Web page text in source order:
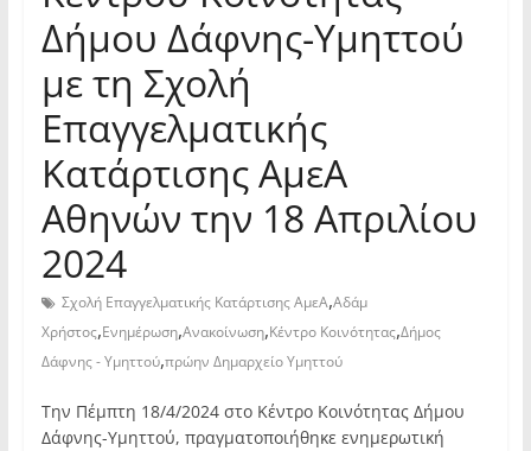
Δήμου Δάφνης-Υμηττού
με τη Σχολή
Επαγγελματικής
Κατάρτισης ΑμεΑ
Αθηνών την 18 Απριλίου
2024
Σχολή Επαγγελματικής Κατάρτισης ΑμεΑ,Αδάμ
Χρήστος,Ενημέρωση,Ανακοίνωση,Κέντρο Κοινότητας,Δήμος
Δάφνης - Υμηττού,πρώην Δημαρχείο Υμηττού
Την Πέμπτη 18/4/2024 στο Κέντρο Κοινότητας Δήμου
Δάφνης-Υμηττού, πραγματοποιήθηκε ενημερωτική